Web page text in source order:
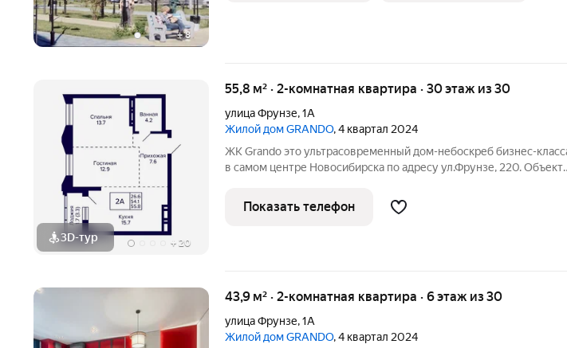
+8
3D-тур + 20
55,8 м² · 2-комнатная квартира · 30 этаж из 30
улица Фрунзе,1А
Жилой дом GRANDO, 4 квартал 2024
ЖК Grando это ультрасовременный дом-небоскреб бизнес-класса
в самом центре Новосибирска по адресу ул.Фрунзе, 220. Объект
площадью 31-100 кв.м: от студий до четырехкомнатных. В каждом
объекте
Показать телефон
43,9 м² · 2-комнатная квартира · 6 этаж из 30
улица Фрунзе,1А
Жилой дом GRANDO, 4 квартал 2024